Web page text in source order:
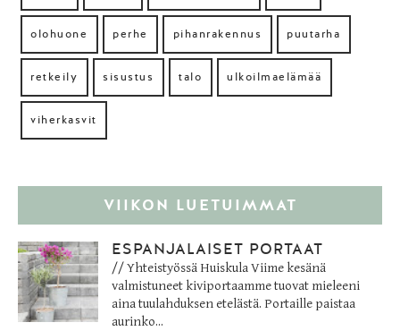
olohuone perhe pihanrakennus puutarha
retkeily sisustus talo ulkoilmaelämää
viherkasvit
VIIKON LUETUIMMAT
ESPANJALAISET PORTAAT
// Yhteistyössä Huiskula Viime kesänä
valmistuneet kiviportaamme tuovat mieleeni
aina tuulahduksen etelästä. Portaille paistaa
aurinko...